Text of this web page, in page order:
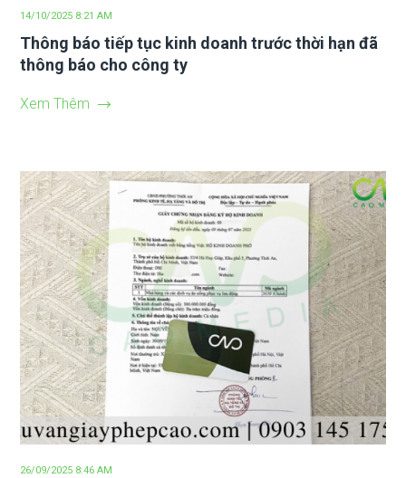
14/10/2025 8:21 AM
Thông báo tiếp tục kinh doanh trước thời hạn đã
thông báo cho công ty
Xem Thêm
26/09/2025 8:46 AM